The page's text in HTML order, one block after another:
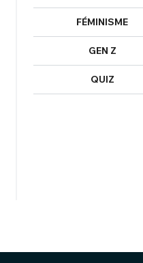
FÉMINISME
GEN Z
QUIZ